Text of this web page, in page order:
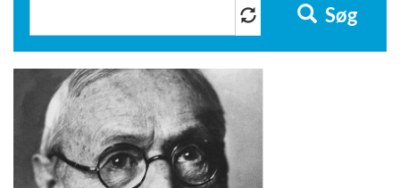
Søg